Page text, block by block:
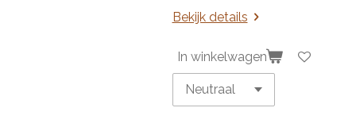
Bekijk details
In winkelwagen